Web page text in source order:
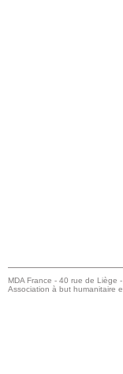
MDA France - 40 rue de
Association à but humanitaire